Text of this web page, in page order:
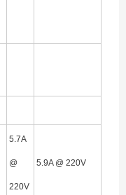
5.7A
@
220V
5.9A @ 220V